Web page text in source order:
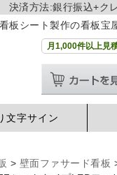
決済方法:銀行振込+ク
板シート製作の看板宝
月1,000件以上見
文字サイン
> 壁面ファサード看板